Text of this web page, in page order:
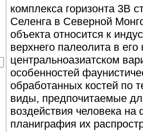
комплекса горизонта 3В
Селенга в Северной
объекта относится к
верхнего палеолита в
центральноазиатском
особенностей
обработанных костей по
виды, предпочитаемые
воздействия человека на
планиграфия их